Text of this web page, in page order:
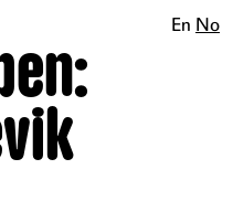
En No